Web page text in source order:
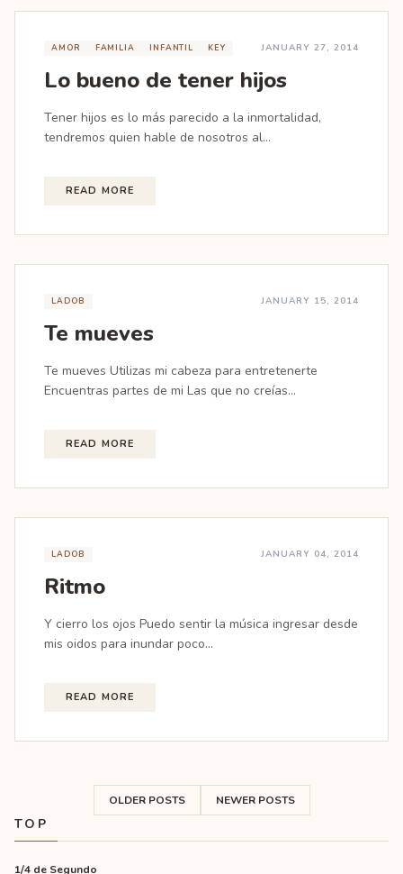
AMOR FAMILIA INFANTIL KEY JANUARY 27, 2014
Lo bueno de tener hijos
Tener hijos es lo más parecido a la inmortalidad,
tendremos quien hable de nosotros al...
READ MORE
LADOB JANUARY 15, 2014
Te mueves
Te mueves Utilizas mi cabeza para entretenerte
Encuentras partes de mi Las que no creías...
READ MORE
LADOB JANUARY 04, 2014
Ritmo
Y cierro los ojos Puedo sentir la música ingresar desde
mis oidos para inundar poco...
READ MORE
OLDER POSTS NEWER POSTS
TOP
1/4 de Segundo